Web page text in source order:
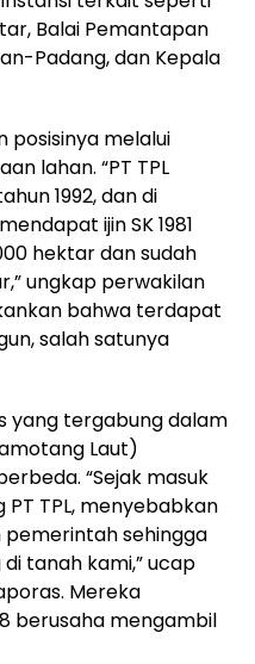
Balai Pemantapan
Padang, dan Kepala
posisinya melalui
lahan. “PT TPL
1992, dan di
ijin SK 1981
hektar dan sudah
ungkap perwakilan
bahwa terdapat
salah satunya
yang tergabung dalam
Laut)
“Sejak masuk
TPL, menyebabkan
sehingga
tanah kami,” ucap
Mereka
berusaha mengambil